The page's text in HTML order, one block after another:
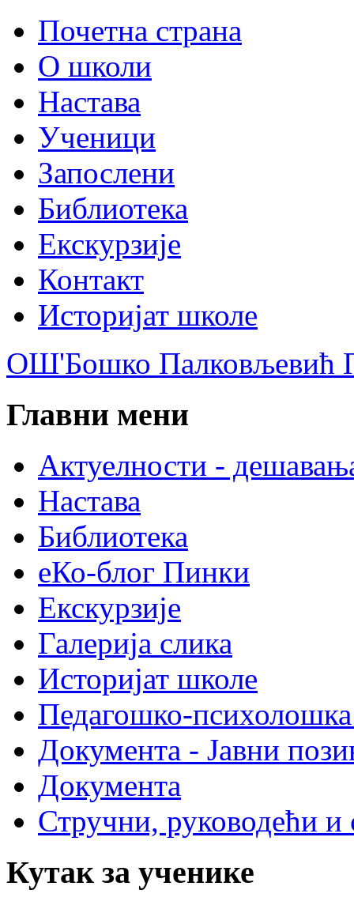
Почетна страна
О школи
Настава
Ученици
Запослени
Библиотека
Екскурзије
Контакт
Историјат школе
ОШ'Бошко Палковљевић
Главни мени
Актуелности -
Настава
Библиотека
еКо-блог Пинки
Екскурзије
Галерија слика
Историјат школе
Педагошко-психолошка
Документа - Јавни
Документа
Стручни, руководећи и
Кутак за ученике